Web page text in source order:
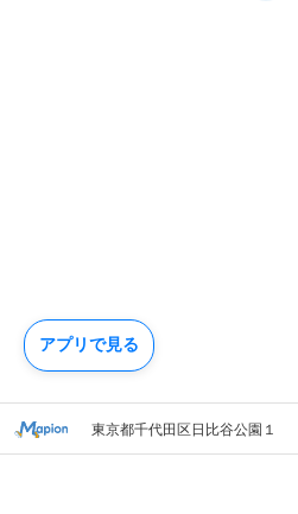
東京都千代田区日比谷公園１
アプリで見る